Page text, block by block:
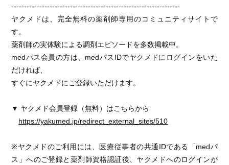
------------------------------------------------------------------
ヤクメドは、完全無料の薬剤師専用のコミュニティサイトで
す。
薬剤師の実体験による調剤エピソードを多数掲載中。
medパス会員の方は、medパスIDでヤクメドにログインをいた
だければ、
すぐにヤクメドにご登録いただけます。
▼ ヤクメド会員登録（無料）はこちらから
https://yakumed.jp/redirect_external_sites/510
※ヤクメドのご利用には、医療従事者の共通IDである「medパ
ス」へのご登録と薬剤師資格認証後、ヤクメドへのログインが